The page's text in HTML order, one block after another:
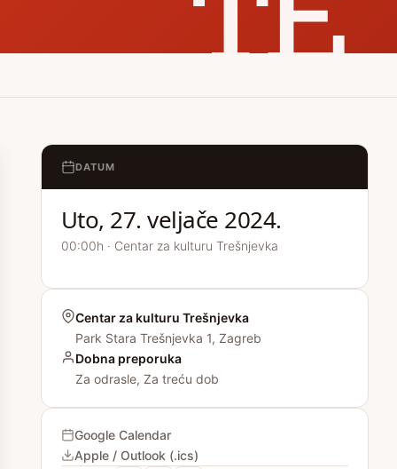
DATUM
Uto, 27. veljače 2024.
00:00h · Centar za kulturu Trešnjevka
Centar za kulturu Trešnjevka
Park Stara Trešnjevka 1, Zagreb
Dobna preporuka
Za odrasle, Za treću dob
Google Calendar
Apple / Outlook (.ics)